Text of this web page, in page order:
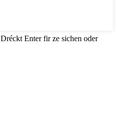
Dréckt Enter fir ze sichen oder